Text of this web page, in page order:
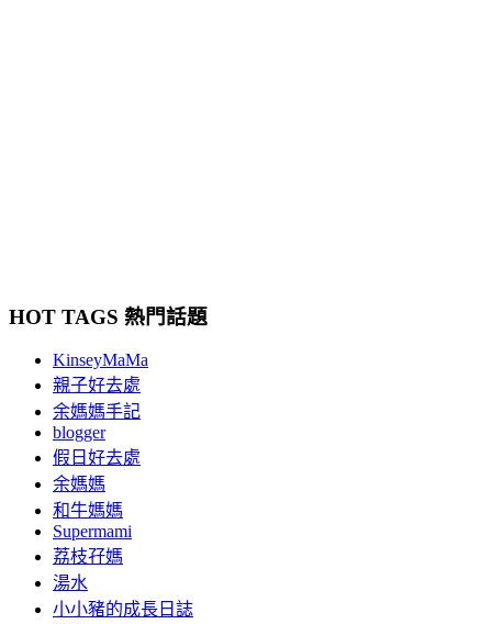
HOT TAGS 熱門話題
KinseyMaMa
親子好去處
余媽媽手記
blogger
假日好去處
余媽媽
和牛媽媽
Supermami
荔枝孖媽
湯水
小小豬的成長日誌